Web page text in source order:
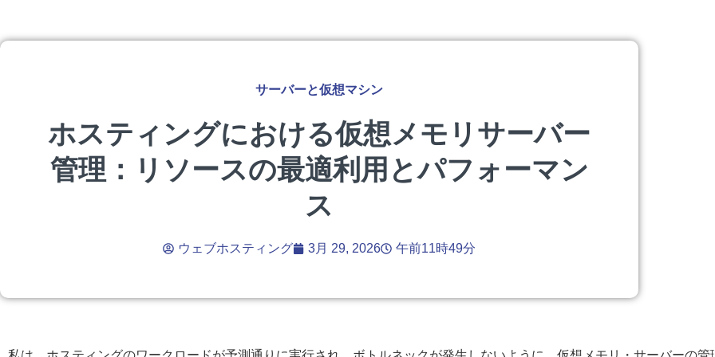
サーバーと仮想マシン
ホスティングにおける仮想メモリサーバー
管理：リソースの最適利用とパフォーマン
ス
ウェブホスティング 3月 29, 2026 午前11時49分